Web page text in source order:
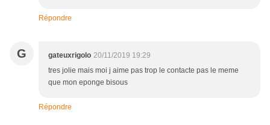
Répondre
G gateuxrigolo 20/11/2019 19:29
tres jolie mais moi j aime pas trop le contacte pas le meme
que mon eponge bisous
Répondre